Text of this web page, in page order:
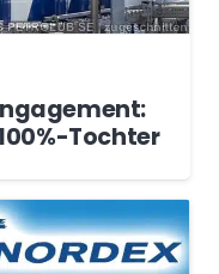
Tochter